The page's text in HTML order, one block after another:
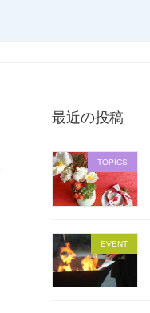
最近の投稿
TOPICS
EVENT